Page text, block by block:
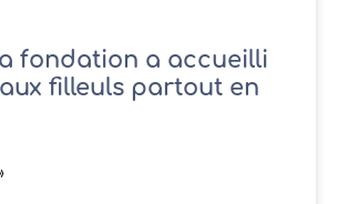
fondation a accueilli
filleuls partout en